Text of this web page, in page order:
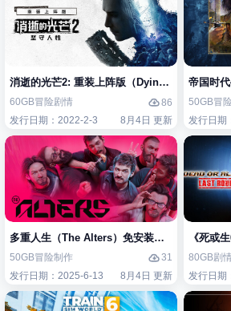
消逝的光芒2: 重装上阵版（Dying Light 2
60GB冒险剧情
86
发行日期：2022-2-3
8月4日 更新
帝国时
50GB冒险
发行日期
多重人生（The Alters）免安装中文版
50GB冒险制作
31
发行日期：2025-6-13
8月4日 更新
《死或
80GB剧
发行日期